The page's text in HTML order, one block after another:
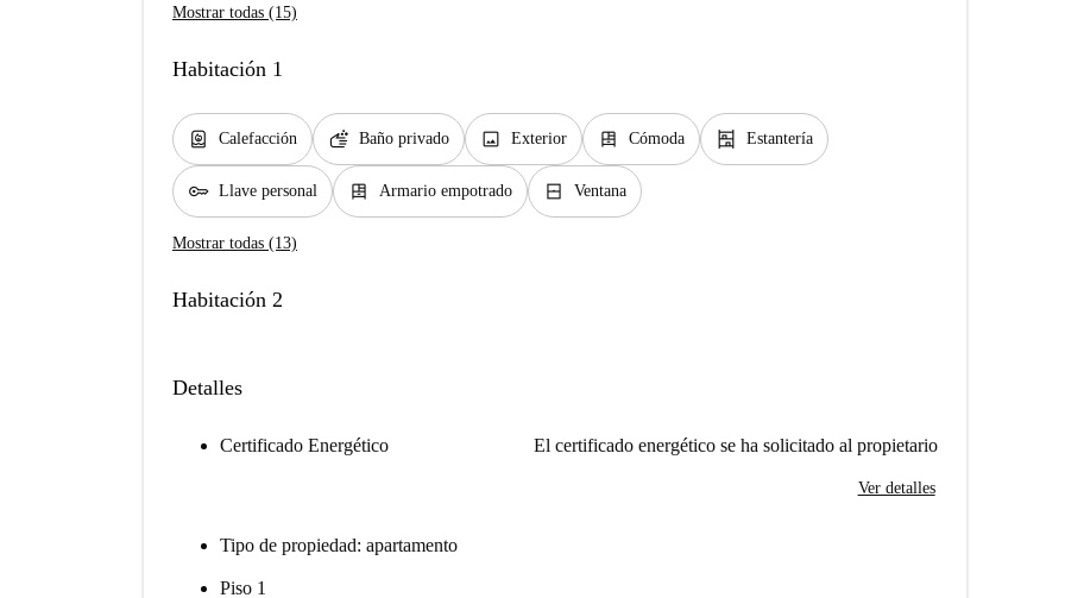
Mostrar todas (15)
Habitación 1
water_heater Calefacción soap Baño privado image Exterior dresser Cómoda shelves Estantería
key Llave personal dresser Armario empotrado window_closed Ventana
Mostrar todas (13)
Habitación 2
Detalles
Certificado Energético El certificado energético se ha solicitado al propietario
Ver detalles
Tipo de propiedad: apartamento
Piso 1